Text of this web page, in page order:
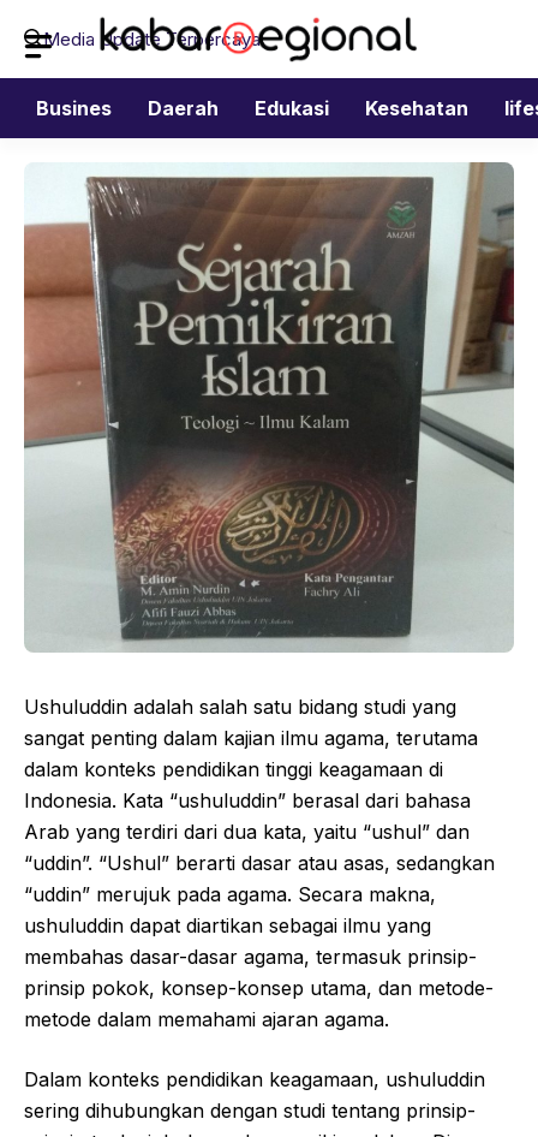
isi
Media Update Terpercaya
Busines Daerah Edukasi Kesehatan
Ushuluddin adalah salah satu bidang studi yang
sangat penting dalam kajian ilmu agama, terutama
dalam konteks pendidikan tinggi keagamaan di
Indonesia. Kata “ushuluddin” berasal dari bahasa
Arab yang terdiri dari dua kata, yaitu “ushul” dan
“uddin”. “Ushul” berarti dasar atau asas, sedangkan
“uddin” merujuk pada agama. Secara makna,
ushuluddin dapat diartikan sebagai ilmu yang
membahas dasar-dasar agama, termasuk prinsip-
prinsip pokok, konsep-konsep utama, dan metode-
metode dalam memahami ajaran agama.
Dalam konteks pendidikan keagamaan, ushuluddin
sering dihubungkan dengan studi tentang prinsip-